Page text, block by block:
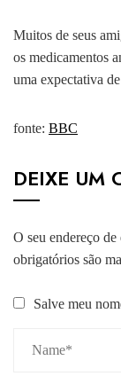
Muitos de seus
os medicamentos
uma expectativa
fonte: BBC
DEIXE UM
O seu endereço
obrigatórios são
Salve meu